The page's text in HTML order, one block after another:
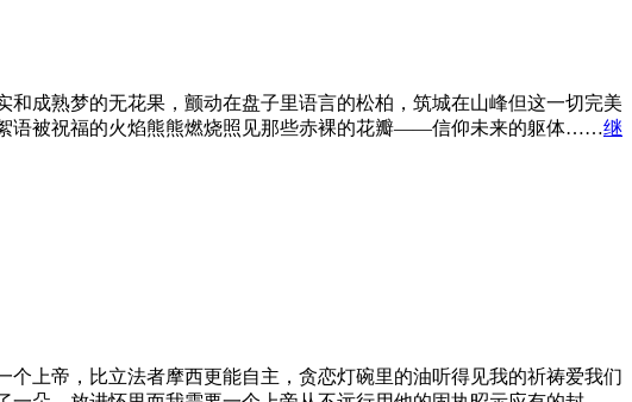
成熟梦的无花果，颤动在盘子里语言的松柏，筑城在山峰但这一切完美
语被祝福的火焰熊熊燃烧照见那些赤裸的花瓣——信仰未来的躯体……继
上帝，比立法者摩西更能自主，贪恋灯碗里的油听得见我的祈祷爱我们